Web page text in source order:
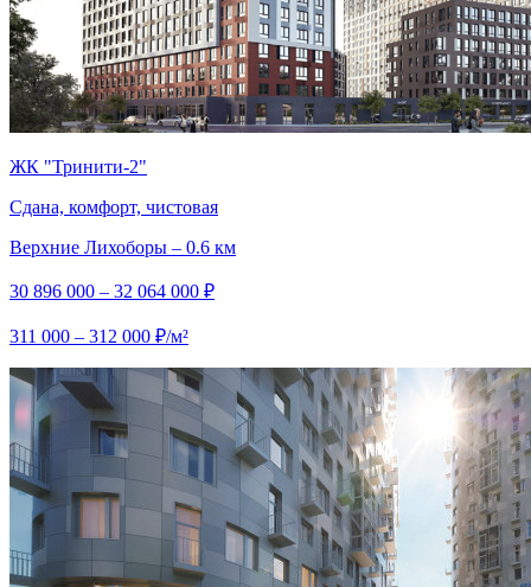
ЖК "Тринити-2"
Сдана, комфорт, чистовая
Верхние Лихоборы – 0.6 км
30 896 000 – 32 064 000 ₽
311 000 – 312 000 ₽/м²